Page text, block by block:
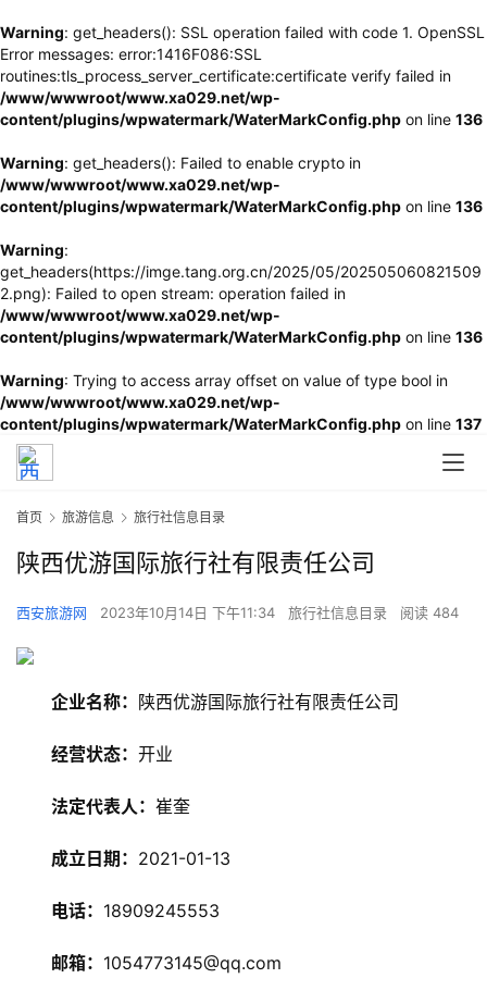
Warning: get_headers(): SSL operation failed with code 1. OpenSSL
Error messages: error:1416F086:SSL
routines:tls_process_server_certificate:certificate verify failed in
/www/wwwroot/www.xa029.net/wp-
content/plugins/wpwatermark/WaterMarkConfig.php on line 136
Warning: get_headers(): Failed to enable crypto in
/www/wwwroot/www.xa029.net/wp-
content/plugins/wpwatermark/WaterMarkConfig.php on line 136
Warning:
get_headers(https://imge.tang.org.cn/2025/05/202505060821509
2.png): Failed to open stream: operation failed in
/www/wwwroot/www.xa029.net/wp-
content/plugins/wpwatermark/WaterMarkConfig.php on line 136
Warning: Trying to access array offset on value of type bool in
/www/wwwroot/www.xa029.net/wp-
content/plugins/wpwatermark/WaterMarkConfig.php on line 137
首页 旅游信息 旅行社信息目录
陕西优游国际旅行社有限责任公司
西安旅游网 2023年10月14日 下午11:34 旅行社信息目录 阅读 484
企业名称： 陕西优游国际旅行社有限责任公司
经营状态： 开业
法定代表人： 崔奎
成立日期： 2021-01-13
电话： 18909245553
邮箱： 1054773145@qq.com